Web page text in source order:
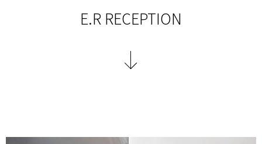
E.R RECEPTION